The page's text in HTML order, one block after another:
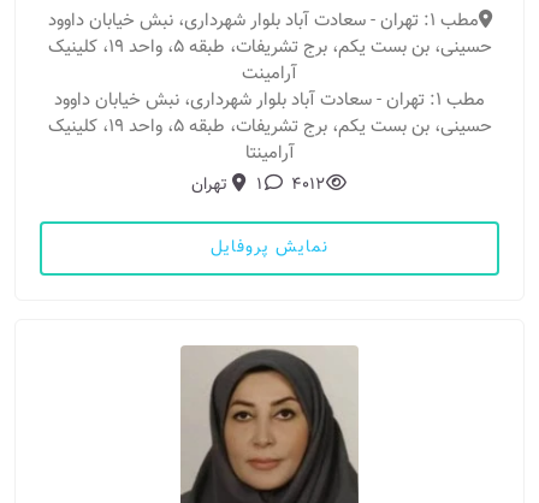
مطب 1: تهران - سعادت آباد بلوار شهرداری، نبش خیابان داوود
حسینی، بن بست یکم، برج تشریفات، طبقه 5، واحد 19، کلینیک
آرامینت
مطب 1: تهران - سعادت آباد بلوار شهرداری، نبش خیابان داوود
حسینی، بن بست یکم، برج تشریفات، طبقه 5، واحد 19، کلینیک
آرامینتا
4012
1 تهران
نمایش پروفایل